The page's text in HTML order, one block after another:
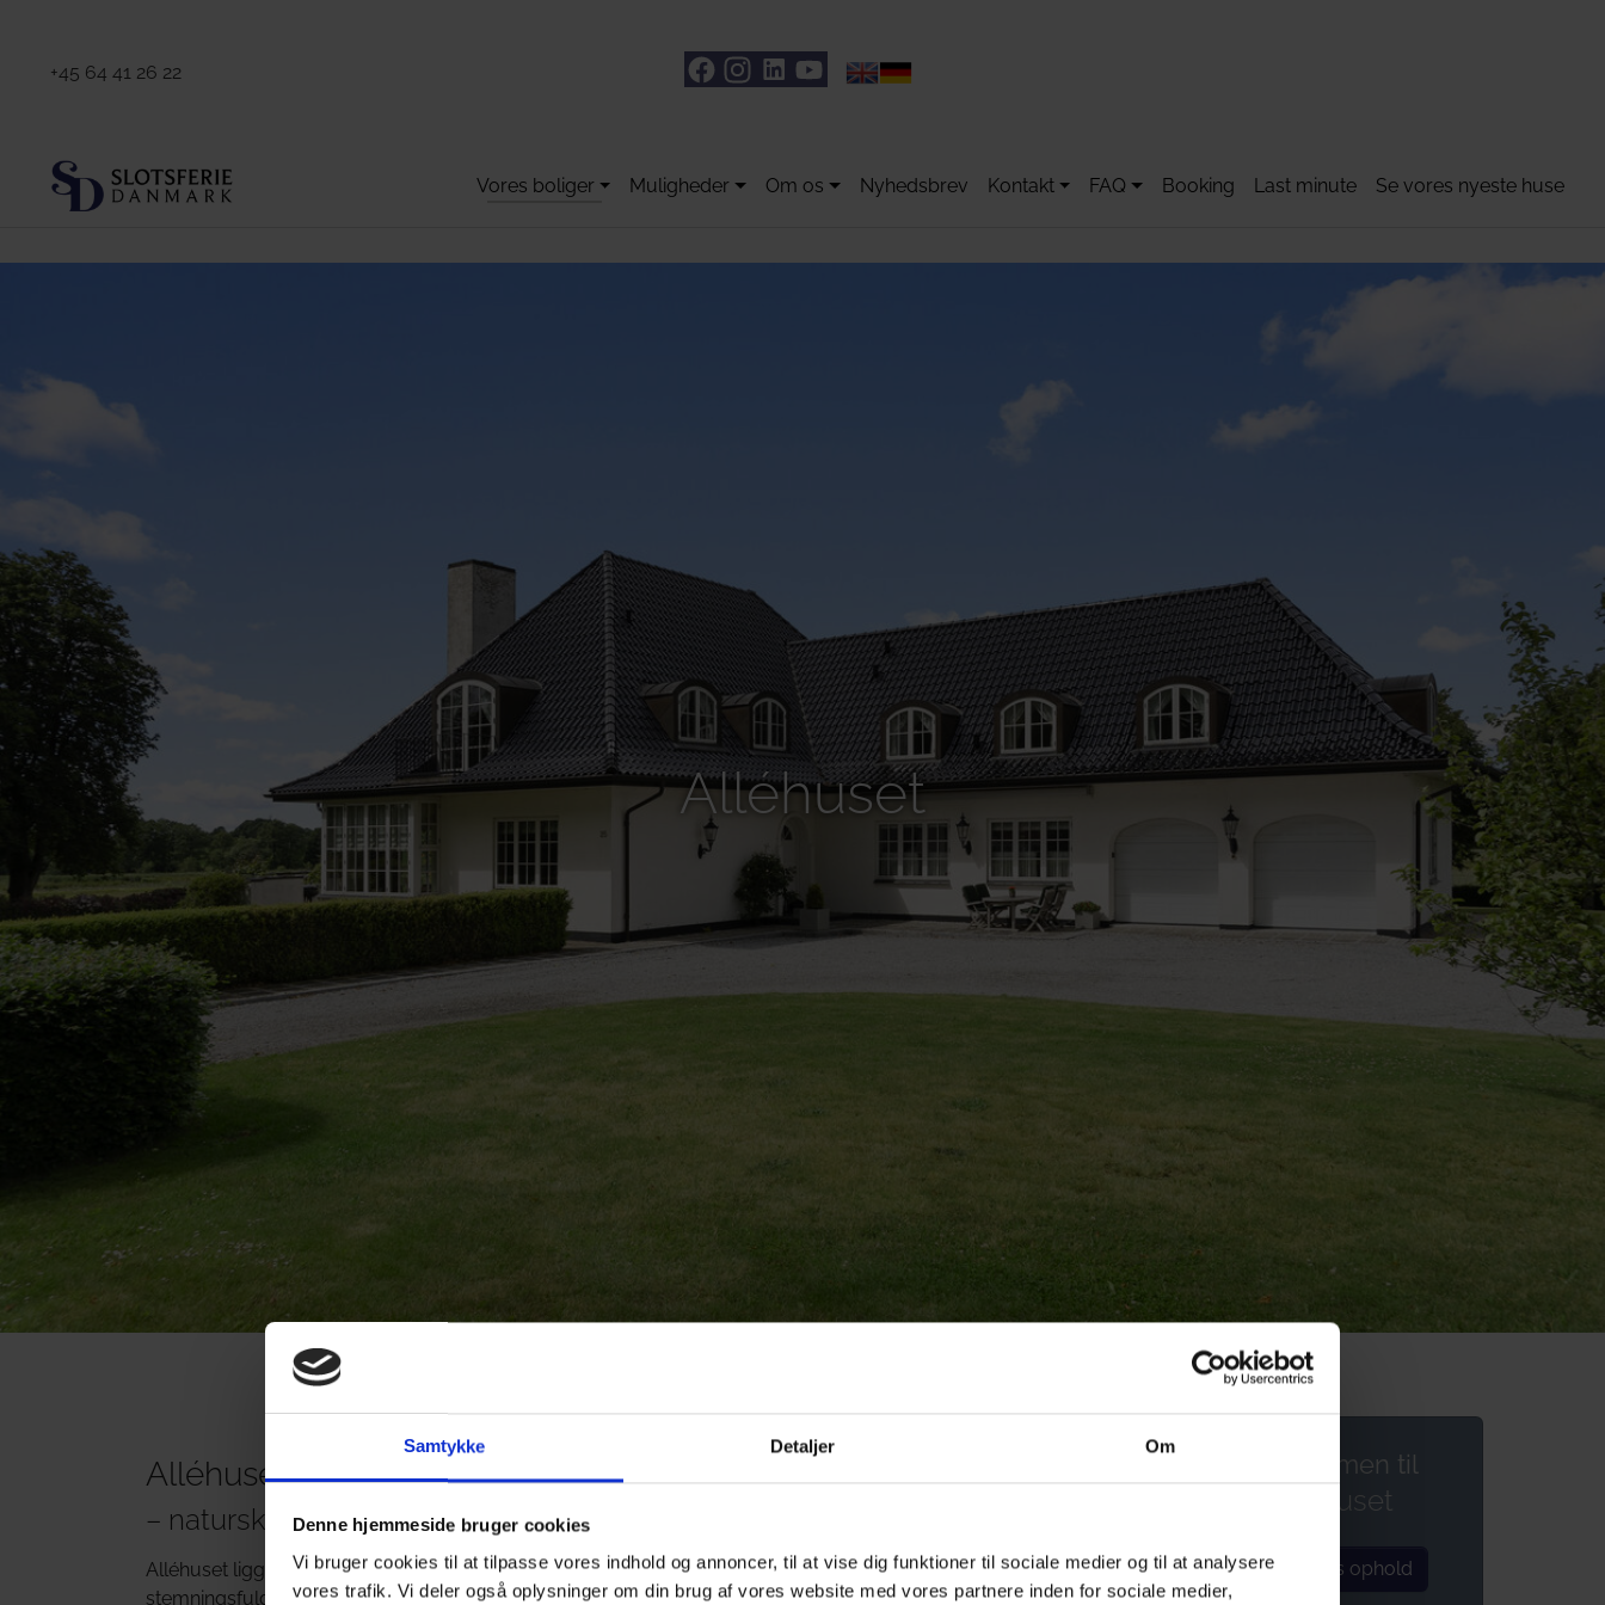
Samtykke Detaljer Om
Denne hjemmeside bruger cookies
Vi bruger cookies til at tilpasse vores indhold og annoncer, til at vise dig funktioner til sociale medier og til at analysere
vores trafik. Vi deler også oplysninger om din brug af vores website med vores partnere inden for sociale medier,
+45 64 41 26 22
Vores boliger Muligheder Om os Nyhedsbrev Kontakt FAQ Booking Last minute Se vores nyeste huse
Alléhuset
Alléhuset ved Boltinggaard Gods
– naturskøn luksus med historisk sjæl
Alléhuset ligger idyllisk placeret ved det smukke fynske Boltinggaard Gods på Midtfyn og er et rummeligt og
stemningsfuldt feriehus med plads til 12 personer. Boligen står i dag utrolig smukt og moderne indrettet med
Velkommen til
Alléhuset
Book jeres ophold